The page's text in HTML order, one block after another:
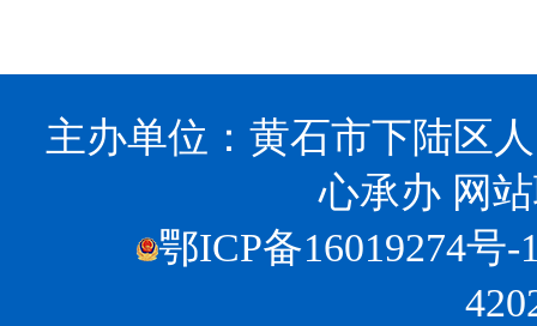
主办单位：黄石市下陆区
心承办 网
鄂ICP备16019274号-